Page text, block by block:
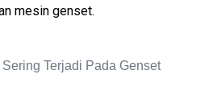
mesin genset.